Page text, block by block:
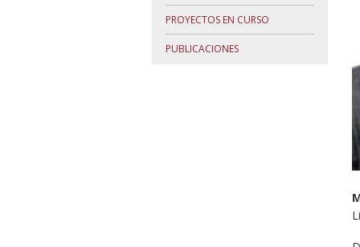
PROYECTOS EN CURSO
PUBLICACIONES